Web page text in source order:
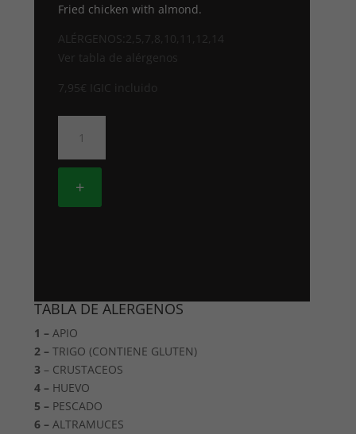
Fried chicken with almond.
ALÉRGENOS:2,5,7,8,10,11,12,14
Ver tabla de alérgenos
7,95€ IGIC incluido
POLLO
FRITO
+
TABLA DE ALERGENOS
1 – APIO
2 – TRIGO (CONTIENE GLUTEN)
3 – CRUSTACEOS
4 – HUEVO
5 – PESCADO
6 – ALTRAMUCES